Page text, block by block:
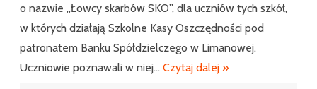
o nazwie „Łowcy skarbów SKO”, dla uczniów tych szkół,
w których działają Szkolne Kasy Oszczędności pod
patronatem Banku Spółdzielczego w Limanowej.
Uczniowie poznawali w niej… Czytaj dalej »